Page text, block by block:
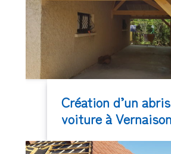
Création d’un
voiture à Vernaison